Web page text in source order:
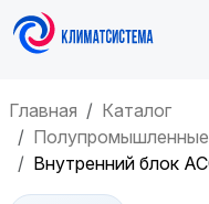
Главная
Каталог
Внутренний блок